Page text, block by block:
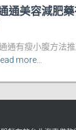
通美容減肥
通有瘦小腹方法
more…